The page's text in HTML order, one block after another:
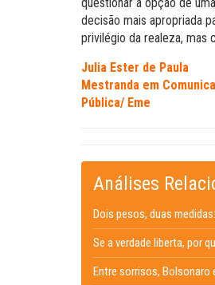
decisão mais apropriada
privilégio da realeza, mas
Julia Ester de Paula
Mestranda em
Pública/ Eme
Análises
Dois pesos, duas
Se a verdade liberta, por
Entre sorrisos, Bolsonaro